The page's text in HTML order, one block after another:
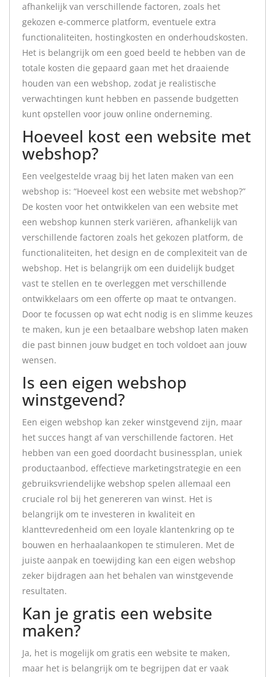
afhankelijk van verschillende factoren, zoals het
gekozen e-commerce platform, eventuele extra
functionaliteiten, hostingkosten en onderhoudskosten.
Het is belangrijk om een goed beeld te hebben van de
totale kosten die gepaard gaan met het draaiende
houden van een webshop, zodat je realistische
verwachtingen kunt hebben en passende budgetten
kunt opstellen voor jouw online onderneming.
Hoeveel kost een website met
webshop?
Een veelgestelde vraag bij het laten maken van een
webshop is: “Hoeveel kost een website met webshop?”
De kosten voor het ontwikkelen van een website met
een webshop kunnen sterk variëren, afhankelijk van
verschillende factoren zoals het gekozen platform, de
functionaliteiten, het design en de complexiteit van de
webshop. Het is belangrijk om een duidelijk budget
vast te stellen en te overleggen met verschillende
ontwikkelaars om een offerte op maat te ontvangen.
Door te focussen op wat echt nodig is en slimme keuzes
te maken, kun je een betaalbare webshop laten maken
die past binnen jouw budget en toch voldoet aan jouw
wensen.
Is een eigen webshop
winstgevend?
Een eigen webshop kan zeker winstgevend zijn, maar
het succes hangt af van verschillende factoren. Het
hebben van een goed doordacht businessplan, uniek
productaanbod, effectieve marketingstrategie en een
gebruiksvriendelijke webshop spelen allemaal een
cruciale rol bij het genereren van winst. Het is
belangrijk om te investeren in kwaliteit en
klanttevredenheid om een loyale klantenkring op te
bouwen en herhaalaankopen te stimuleren. Met de
juiste aanpak en toewijding kan een eigen webshop
zeker bijdragen aan het behalen van winstgevende
resultaten.
Kan je gratis een website
maken?
Ja, het is mogelijk om gratis een website te maken,
maar het is belangrijk om te begrijpen dat er vaak